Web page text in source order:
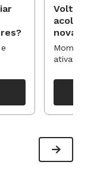
Volta às
novas
ativa
propostas